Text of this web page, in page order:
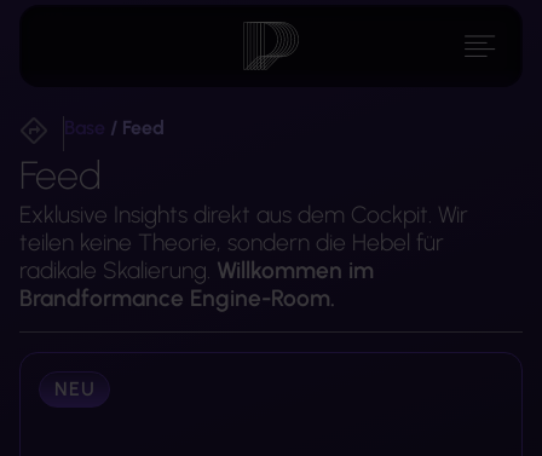
Base / Feed
Feed
Exklusive Insights direkt aus dem Cockpit. Wir
teilen keine Theorie, sondern die Hebel für
radikale Skalierung. Willkommen im
Brandformance Engine-Room.
NEU